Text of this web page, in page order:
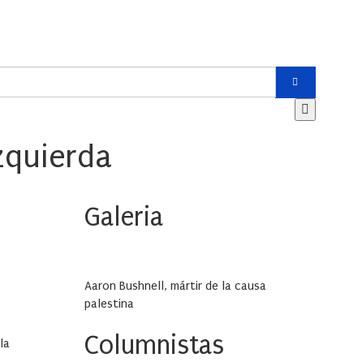
Galeria
Aaron Bushnell, mártir de la causa
palestina
Columnistas